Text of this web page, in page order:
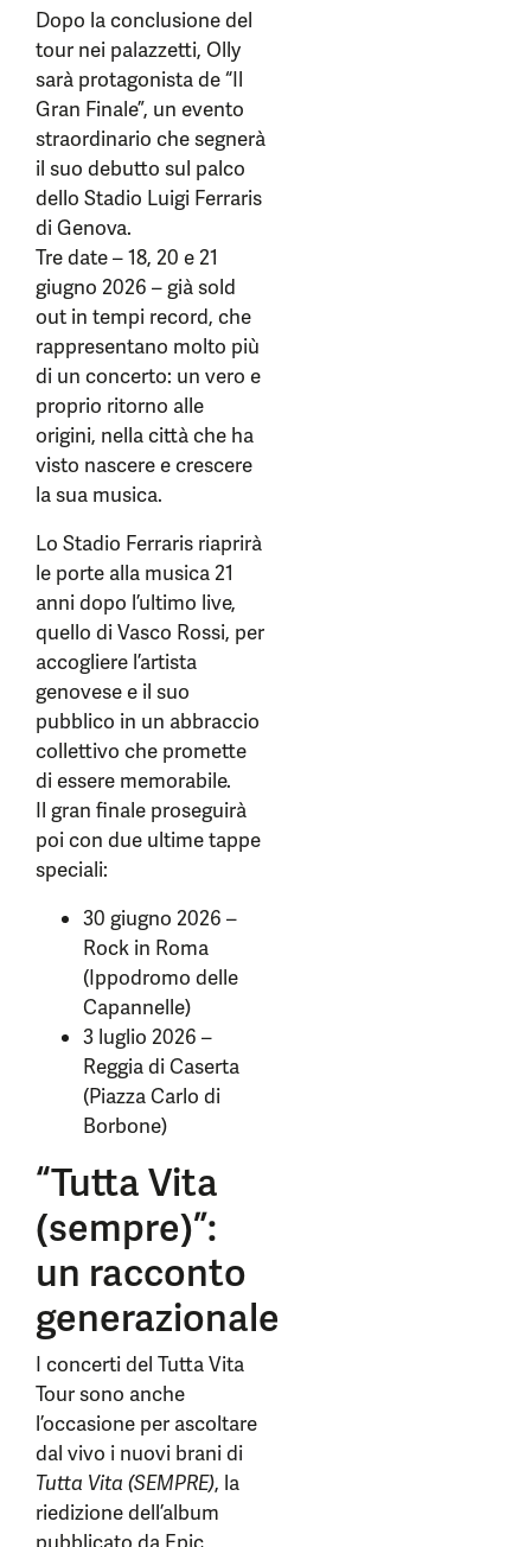
Dopo la conclusione del
tour nei palazzetti, Olly
sarà protagonista de “Il
Gran Finale”, un evento
straordinario che segnerà
il suo debutto sul palco
dello Stadio Luigi Ferraris
di Genova.
Tre date – 18, 20 e 21
giugno 2026 – già sold
out in tempi record, che
rappresentano molto più
di un concerto: un vero e
proprio ritorno alle
origini, nella città che ha
visto nascere e crescere
la sua musica.
Lo Stadio Ferraris riaprirà
le porte alla musica 21
anni dopo l’ultimo live,
quello di Vasco Rossi, per
accogliere l’artista
genovese e il suo
pubblico in un abbraccio
collettivo che promette
di essere memorabile.
Il gran finale proseguirà
poi con due ultime tappe
speciali:
30 giugno 2026 –
Rock in Roma
(Ippodromo delle
Capannelle)
3 luglio 2026 –
Reggia di Caserta
(Piazza Carlo di
Borbone)
“Tutta Vita
(sempre)”:
un racconto
generazionale
I concerti del Tutta Vita
Tour sono anche
l’occasione per ascoltare
dal vivo i nuovi brani di
Tutta Vita (SEMPRE), la
riedizione dell’album